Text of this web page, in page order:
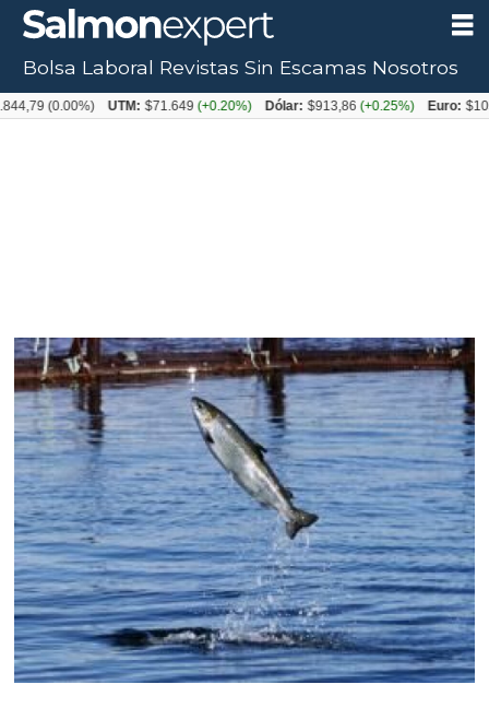
Bolsa Laboral Revistas Sin Escamas Nosotros
(0.00%) UTM: $71.649(+0.20%) Dólar: $913,86(+0.25%) Euro: $1053,08